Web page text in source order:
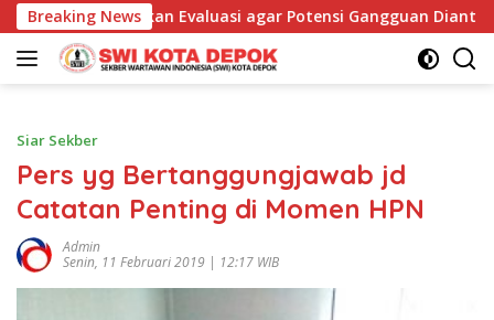
Langsung
ke
konten
Breaking News
Lakukan Evaluasi agar Potensi Gangguan Diantisipasi
Siar Sekber
Pers yg Bertanggungjawab jd
Catatan Penting di Momen HPN
Admin
Senin, 11 Februari 2019 | 12:17 WIB